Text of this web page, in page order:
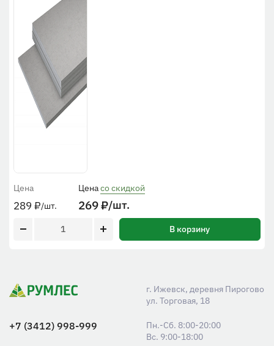
Цена
289 ₽/шт.
Ценасо скидкой
269₽/шт.
В корзину
г. Ижевск, деревня Пирогово
ул. Торговая, 18
+7 (3412) 998-999
Пн.-Сб. 8:00-20:00
Вс. 9:00-18:00